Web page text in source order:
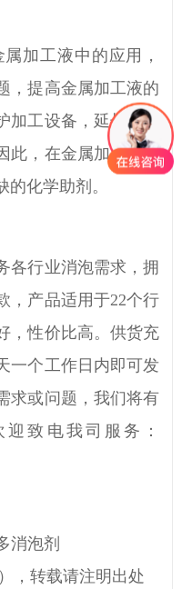
属加工液中的应用，
，提高金属加工液的
加工设备，延长其使
此，在金属加工行业
化学助剂。
各行业消泡需求，拥
，产品适用于22个行
，性价比高。供货充
一个工作日内即可发
求或问题，我们将有
致电我司服务：
消泡剂
），转载请注明出处